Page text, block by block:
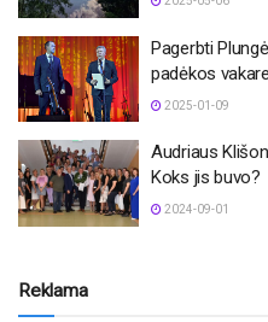
Pagerbti
padėkos vakare
2025-01-09
Audriaus
Koks jis buvo?
2024-09-01
Reklama